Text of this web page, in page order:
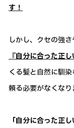
す！
しかし、クセの強
『自分に合った正し
くる髪と自然に馴
頼る必要がなくなり
「自分に合った正